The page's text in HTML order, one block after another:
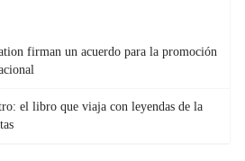
firman un acuerdo para la promoción
el libro que viaja con leyendas de la